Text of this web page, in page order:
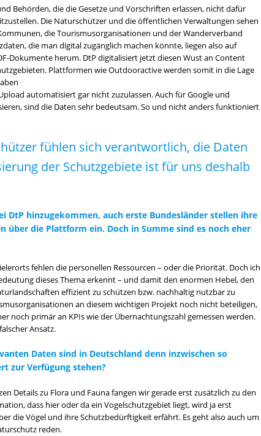
Behörden, die die Gesetze und Vorschriften erlassen, nicht dafür
Die Naturschützer und die öffentlichen Verwaltungen sehen
die Tourismusorganisationen und der Wanderverband
die man digital zugänglich machen könnte, liegen also auf
Dokumente herum. DtP digitalisiert jetzt diesen Wust an Content
Plattformen wie Outdooractive werden somit in die Lage
automatisiert gar nicht zuzulassen. Auch für Google und
sind die Daten sehr bedeutsam. So und nicht anders funktioniert
fühlen sich verantwortlich, die Daten
der Schutzgebiete ist für uns deshalb
DtP hinzugekommen, auch erste Bundesländer stellen ihre
über die Plattform ein. Doch in Summe sind es noch eher
fehlen die personellen Ressourcen – oder die Priorität. Doch ich
dieses Thema erkennt – und damit den enormen Hebel, den
effizient zu schützen bzw. nachhaltig nutzbar zu
an diesem wichtigen Projekt noch nicht beteiligen,
noch primär an KPIs wie der Übernachtungszahl gemessen werden.
Ansatz.
Daten sind in Deutschland denn inzwischen so
zur Verfügung stehen?
Details zu Flora und Fauna fangen wir gerade erst zusätzlich zu den
dass hier oder da ein Vogelschutzgebiet liegt, wird ja erst
die Vögel und ihre Schutzbedürftigkeit erfährt. Es geht also auch um
reden.